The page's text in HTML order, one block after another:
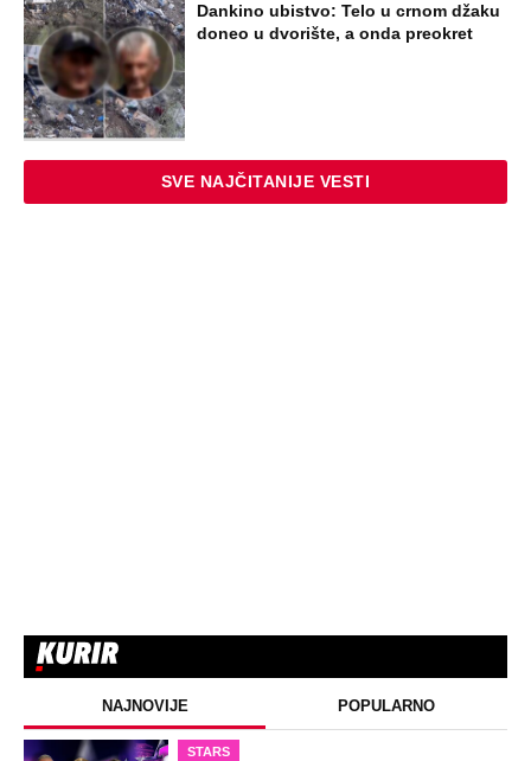
Dankino ubistvo: Telo u crnom džaku
doneo u dvorište, a onda preokret
SVE NAJČITANIJE VESTI
NAJNOVIJE POPULARNO
STARS